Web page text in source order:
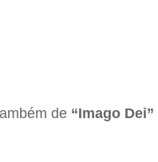
de “Imago Dei”